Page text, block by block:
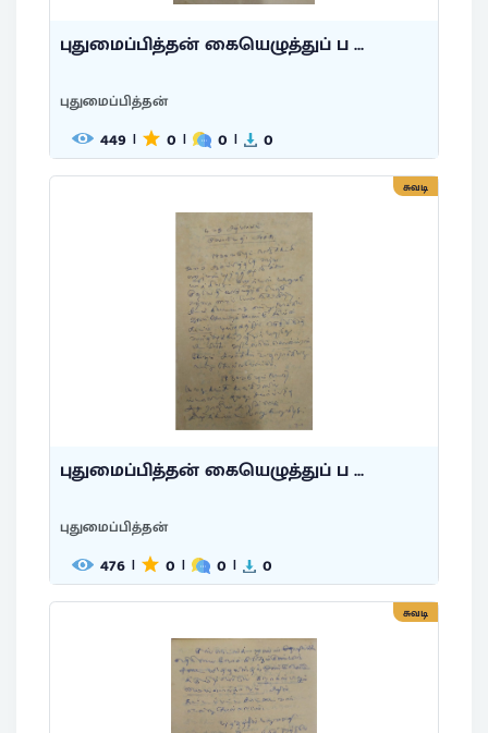
புதுமைப்பித்தன் கையெழுத்துப் ப ...
புதுமைப்பித்தன்
449 | 0 | 0 | 0
சுவடி
புதுமைப்பித்தன் கையெழுத்துப் ப ...
புதுமைப்பித்தன்
476 | 0 | 0 | 0
சுவடி